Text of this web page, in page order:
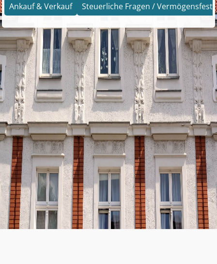
Ankauf & Verkauf Steuerliche Fragen /